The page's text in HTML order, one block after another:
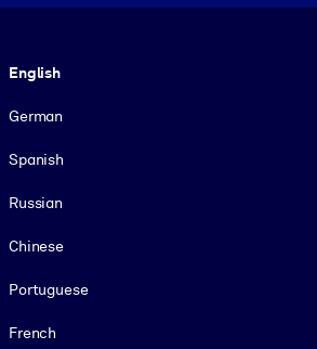
English
German
Spanish
Russian
Chinese
Portuguese
French